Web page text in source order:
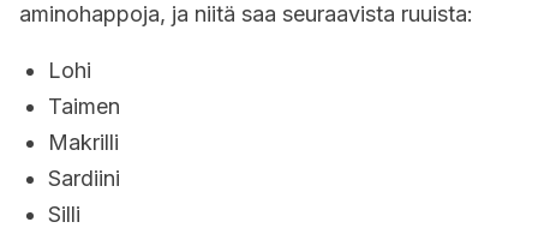
aminohappoja, ja niitä saa seuraavista ruuista:
Lohi
Taimen
Makrilli
Sardiini
Silli